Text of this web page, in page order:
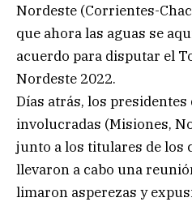
Nordeste (Corrientes-
que ahora las aguas se
acuerdo para disputar el
Nordeste 2022.
Días atrás, los presidentes
involucradas (Misiones,
junto a los titulares de los
llevaron a cabo una
limaron asperezas y